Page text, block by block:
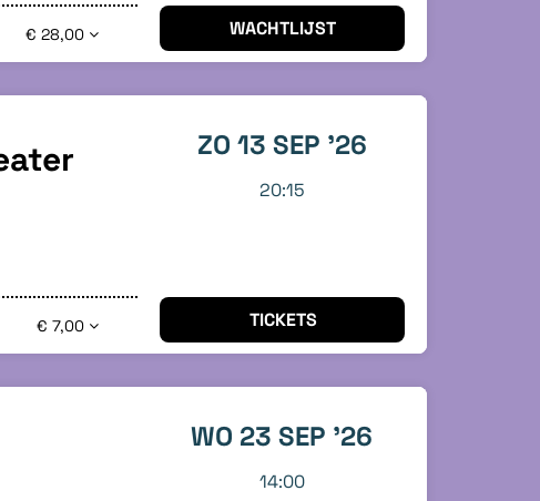
€ 28,00 WACHTLIJST
€ 7,00
ZO 13 SEP '26
20:15
TICKETS
WO 23 SEP '26
14:00